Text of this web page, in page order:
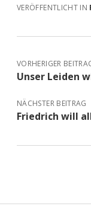
VERÖFFENTLICHT IN
VORHERIGER
Unser Leiden
NÄCHSTER BEITRAG
Friedrich will